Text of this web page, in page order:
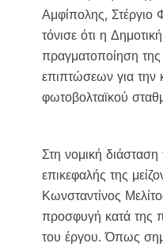
Αμφίπολης, Στέργιο
τόνισε ότι η
πραγματοποίηση της
επιπτώσεων για την
φωτοβολταϊκού
Στη νομική
επικεφαλής της
Κωνσταντίνος
προσφυγή κατά της
του έργου. Όπως